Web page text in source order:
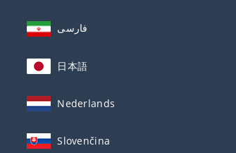
فارسی
日本語
Nederlands
Slovenčina